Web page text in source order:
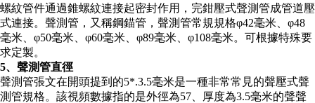
螺紋管件通過錐螺紋連接起密封作用，完鉗壓式聲測管成管道壓
式連接。聲測管，又稱鋼錨管，聲測管常規規格φ42毫米、φ48
毫米、φ50毫米、φ60毫米、φ89毫米、φ108毫米。可根據特殊要
求定製。
5、聲測管直徑
聲測管張文在開頭提到的5*.3.5毫米是一種非常常見的聲壓式聲
測管規格。該視頻數據指的是外徑為57、厚度為3.5毫米的聲聲